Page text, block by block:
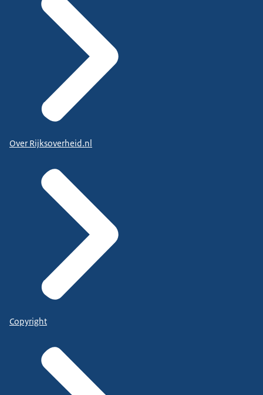
Over Rijksoverheid.nl
Copyright